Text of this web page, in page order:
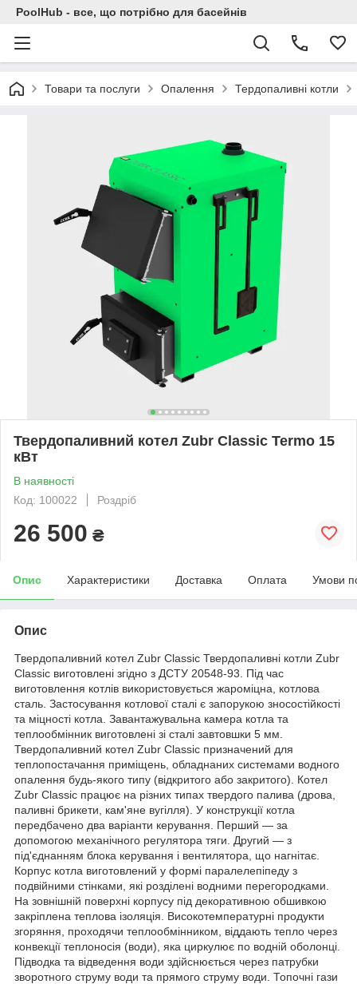
PoolHub - все, що потрібно для басейнів
Товари та послуги Опалення Тердопаливні котли
Твердопаливний котел Zubr Classic Termo 15
кВт
В наявності
Код: 100022
Роздріб
26 500 ₴
Опис Характеристики Доставка Оплата Умови
Опис
Твердопаливний котел Zubr Classic Твердопаливні котли Zubr
Classic виготовлені згідно з ДСТУ 20548-93. Під час
виготовлення котлів використовується жароміцна, котлова
сталь. Застосування котлової сталі є запорукою зносостійкості
та міцності котла. Завантажувальна камера котла та
теплообмінник виготовлені зі сталі завтовшки 5 мм.
Твердопаливний котел Zubr Classic призначений для
теплопостачання приміщень, обладнаних системами водного
опалення будь-якого типу (відкритого або закритого). Котел
Zubr Classic працює на різних типах твердого палива (дрова,
паливні брикети, кам'яне вугілля). У конструкції котла
передбачено два варіанти керування. Перший — за
допомогою механічного регулятора тяги. Другий — з
під'єднанням блока керування і вентилятора, що нагнітає.
Корпус котла виготовлений у формі паралелепіпеду з
подвійними стінками, які розділені водними перегородками.
На зовнішній поверхні корпусу під декоративною обшивкою
закріплена теплова ізоляція. Високотемпературні продукти
згоряння, проходячи теплообмінником, віддають тепло через
конвекції теплоносія (води), яка циркулює по водній оболонці.
Підводка та відведення води здійснюється через патрубки
зворотного струму води та прямого струму води. Топочні гази